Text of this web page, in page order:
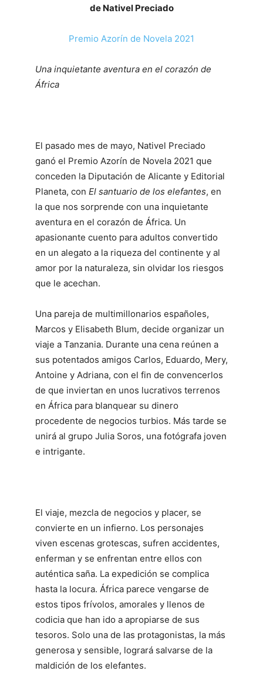
de Nativel Preciado
Premio Azorín de Novela 2021
Una inquietante aventura en el corazón de
África
El pasado mes de mayo, Nativel Preciado
ganó el Premio Azorín de Novela 2021 que
conceden la Diputación de Alicante y Editorial
Planeta, con El santuario de los elefantes, en
la que nos sorprende con una inquietante
aventura en el corazón de África. Un
apasionante cuento para adultos convertido
en un alegato a la riqueza del continente y al
amor por la naturaleza, sin olvidar los riesgos
que le acechan.
Una pareja de multimillonarios españoles,
Marcos y Elisabeth Blum, decide organizar un
viaje a Tanzania. Durante una cena reúnen a
sus potentados amigos Carlos, Eduardo, Mery,
Antoine y Adriana, con el fin de convencerlos
de que inviertan en unos lucrativos terrenos
en África para blanquear su dinero
procedente de negocios turbios. Más tarde se
unirá al grupo Julia Soros, una fotógrafa joven
e intrigante.
El viaje, mezcla de negocios y placer, se
convierte en un infierno. Los personajes
viven escenas grotescas, sufren accidentes,
enferman y se enfrentan entre ellos con
auténtica saña. La expedición se complica
hasta la locura. África parece vengarse de
estos tipos frívolos, amorales y llenos de
codicia que han ido a apropiarse de sus
tesoros. Solo una de las protagonistas, la más
generosa y sensible, logrará salvarse de la
maldición de los elefantes.